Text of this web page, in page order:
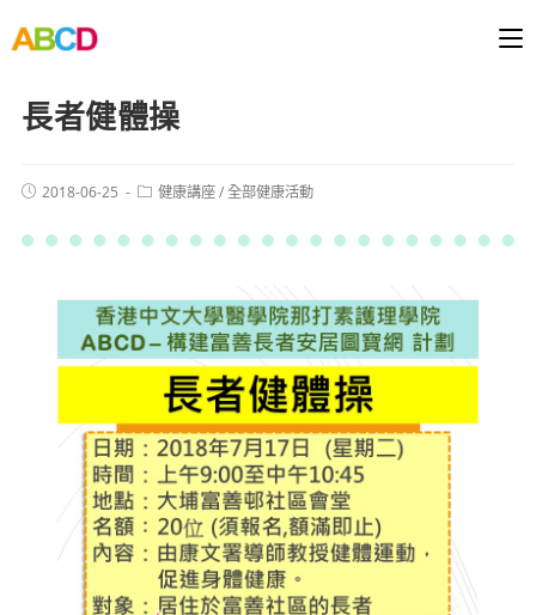
長者健體操
2018-06-25 健康講座/全部健康活動